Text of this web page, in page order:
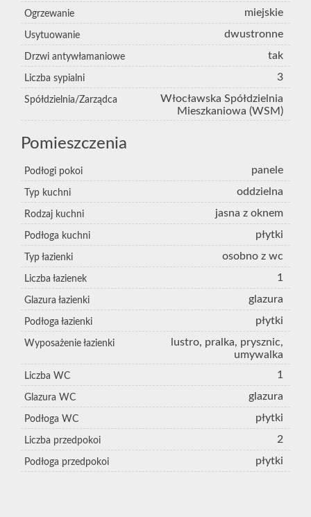
Ogrzewanie miejskie
Usytuowanie dwustronne
Drzwi antywłamaniowe tak
Liczba sypialni 3
Spółdzielnia/Zarządca
Włocławska Spółdzielnia
Mieszkaniowa (WSM)
Pomieszczenia
Podłogi pokoi panele
Typ kuchni oddzielna
Rodzaj kuchni jasna z oknem
Podłoga kuchni płytki
Typ łazienki osobno z wc
Liczba łazienek 1
Glazura łazienki glazura
Podłoga łazienki płytki
Wyposażenie łazienki
lustro, pralka, prysznic,
umywalka
Liczba WC 1
Glazura WC glazura
Podłoga WC płytki
Liczba przedpokoi 2
Podłoga przedpokoi płytki